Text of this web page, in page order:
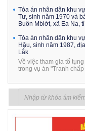
Tòa án nhân dân khu
Tư, sinh năm 1970 và
Buôn Mblớt, xã Ea Na,
Tòa án nhân dân khu
Hậu, sinh năm 1987,
Lắk
Về việc tham gia tố
trong vụ án "Tranh